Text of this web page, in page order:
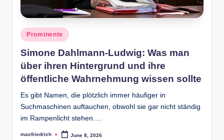
Posted
in
Prominente
Simone Dahlmann-Ludwig: Was man
über ihren Hintergrund und ihre
öffentliche Wahrnehmung wissen sollte
Es gibt Namen, die plötzlich immer häufiger in
Suchmaschinen auftauchen, obwohl sie gar nicht ständig
im Rampenlicht stehen.…
Posted
maxfriedrich June 8, 2026